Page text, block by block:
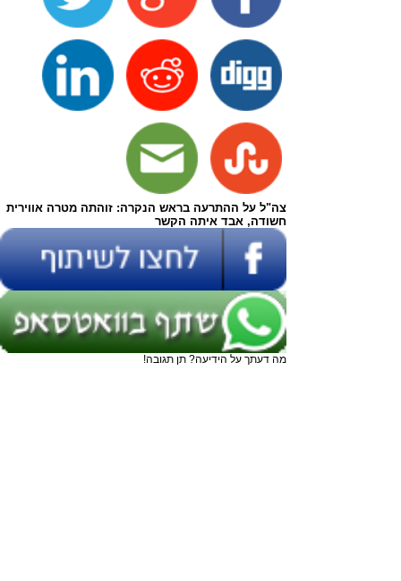
צה"ל על ההתרעה בראש הנקרה: זוהתה מטרה אווירית
חשודה, אבד איתה הקשר
מה דעתך על הידיעה? תן תגובה!